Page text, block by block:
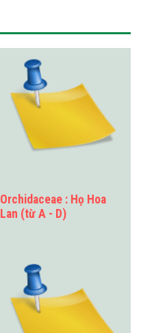
Orchidaceae : Họ Hoa
Lan (từ A - D)